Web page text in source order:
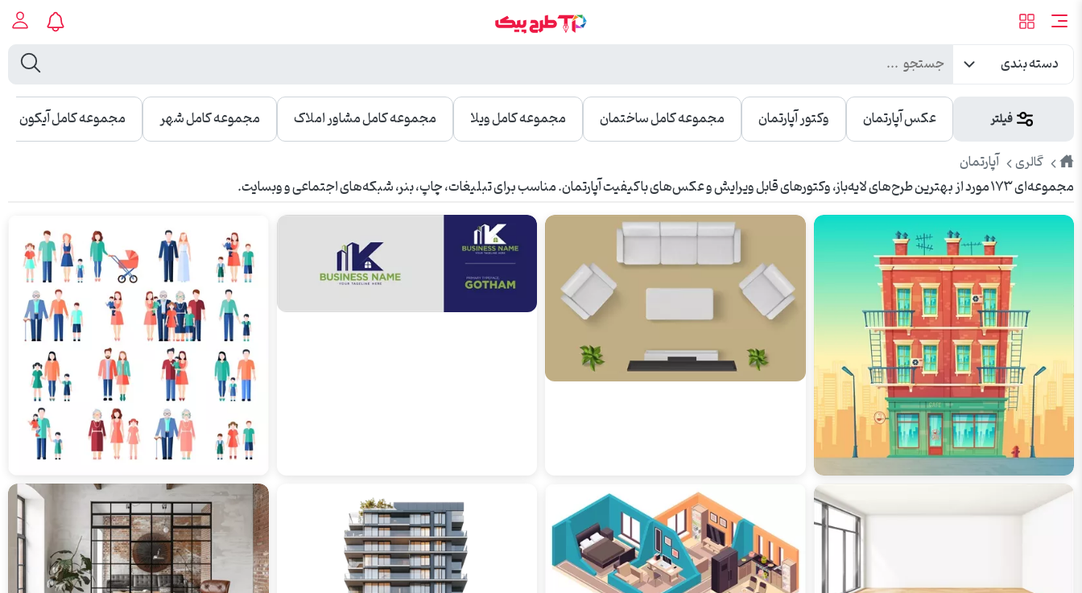
دسته بندی
فیلتر عکس آپارتمان وکتور آپارتمان مجموعه کامل ساختمان مجموعه کامل ویلا مجموعه کامل مشاور املاک مجموعه کامل شهر مجموعه کامل آیکون
طرح
پیک
گالری
آپارتمان
مجموعه‌ای ۱۷۳ مورد از بهترین طرح‌های لایه‌باز، وکتورهای قابل ویرایش و عکس‌های باکیفیت آپارتمان. مناسب برای تبلیغات، چاپ، بنر، شبکه‌های اجتماعی و وبسایت.